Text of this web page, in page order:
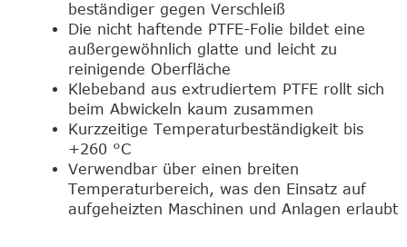
beständiger gegen Verschleiß
Die nicht haftende PTFE-Folie bildet eine
außergewöhnlich glatte und leicht zu
reinigende Oberfläche
Klebeband aus extrudiertem PTFE rollt sich
beim Abwickeln kaum zusammen
Kurzzeitige Temperaturbeständigkeit bis
+260 °C
Verwendbar über einen breiten
Temperaturbereich, was den Einsatz auf
aufgeheizten Maschinen und Anlagen erlaubt